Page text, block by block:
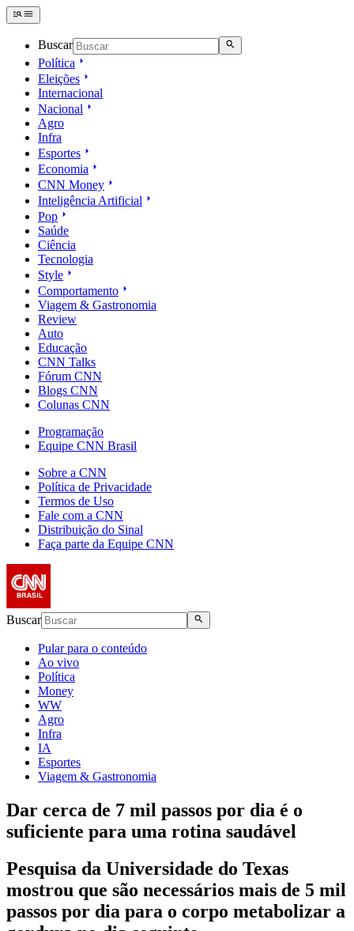
Buscar
Política
Eleições
Internacional
Nacional
Agro
Infra
Esportes
Economia
CNN Money
Inteligência Artificial
Pop
Saúde
Ciência
Tecnologia
Style
Comportamento
Viagem & Gastronomia
Review
Auto
Educação
CNN Talks
Fórum CNN
Blogs CNN
Colunas CNN
Programação
Equipe CNN Brasil
Sobre a CNN
Política de Privacidade
Termos de Uso
Fale com a CNN
Distribuição do Sinal
Faça parte da Equipe CNN
Buscar
Pular para o conteúdo
Ao vivo
Política
Money
WW
Agro
Infra
IA
Esportes
Viagem & Gastronomia
Dar cerca de 7 mil passos por dia é o
suficiente para uma rotina saudável
Pesquisa da Universidade do Texas
mostrou que são necessários mais de 5 mil
passos por dia para o corpo metabolizar a